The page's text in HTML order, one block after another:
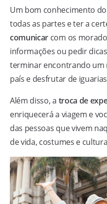
Um bom conhecimento
todas as partes e ter a
comunicar com os
informações ou pedir
terminar encontrando
país e desfrutar de
Além disso, a troca de
enriquecerá a viagem e
das pessoas que vivem
de vida, costumes e